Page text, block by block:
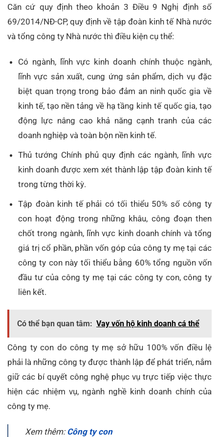
Căn cứ quy định theo khoản 3 Điều 9 Nghị định số
69/2014/NĐ-CP, quy định về tập đoàn kinh tế Nhà nước
và tổng công ty Nhà nước thì điều kiện cụ thể:
Có ngành, lĩnh vực kinh doanh chính thuộc ngành,
lĩnh vực sản xuất, cung ứng sản phẩm, dịch vụ đặc
biệt quan trọng trong bảo đảm an ninh quốc gia về
kinh tế, tạo nền tảng về hạ tầng kinh tế quốc gia, tạo
động lực nâng cao khả năng cạnh tranh của các
doanh nghiệp và toàn bộn nền kinh tế.
Thủ tướng Chính phủ quy định các ngành, lĩnh vực
kinh doanh được xem xét thành lập tập đoàn kinh tế
trong từng thời kỳ.
Tập đoàn kinh tế phải có tối thiểu 50% số công ty
con hoạt động trong những khâu, công đoạn then
chốt trong ngành, lĩnh vực kinh doanh chính và tổng
giá trị cổ phần, phần vốn góp của công ty mẹ tại các
công ty con này tối thiểu bằng 60% tổng nguồn vốn
đầu tư của công ty mẹ tại các công ty con, công ty
liên kết.
Có thể bạn quan tâm: Vay vốn hộ kinh doanh cá thể
Công ty con do công ty mẹ sở hữu 100% vốn điều lệ
phải là những công ty được thành lập để phát triển, nắm
giữ các bí quyết công nghệ phục vụ trực tiếp việc thực
hiện các nhiệm vụ, ngành nghề kinh doanh chính của
công ty mẹ.
Xem thêm: Công ty con